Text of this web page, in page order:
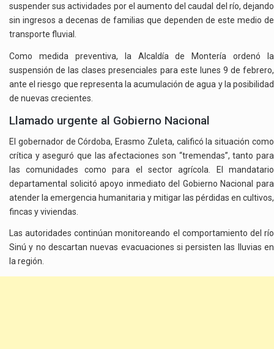
suspender sus actividades por el aumento del caudal del río, dejando
sin ingresos a decenas de familias que dependen de este medio de
transporte fluvial.
Como medida preventiva, la Alcaldía de Montería ordenó la
suspensión de las clases presenciales para este lunes 9 de febrero,
ante el riesgo que representa la acumulación de agua y la posibilidad
de nuevas crecientes.
Llamado urgente al Gobierno Nacional
El gobernador de Córdoba, Erasmo Zuleta, calificó la situación como
crítica y aseguró que las afectaciones son “tremendas”, tanto para
las comunidades como para el sector agrícola. El mandatario
departamental solicitó apoyo inmediato del Gobierno Nacional para
atender la emergencia humanitaria y mitigar las pérdidas en cultivos,
fincas y viviendas.
Las autoridades continúan monitoreando el comportamiento del río
Sinú y no descartan nuevas evacuaciones si persisten las lluvias en
la región.